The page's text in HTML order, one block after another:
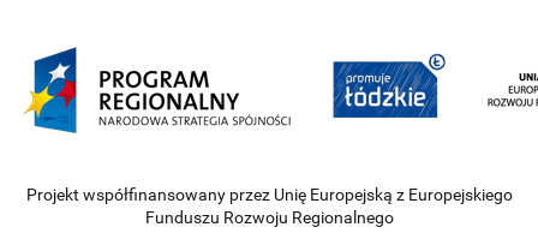
Projekt współfinansowany przez Unię Europejską z Europejskiego
Funduszu Rozwoju Regionalnego